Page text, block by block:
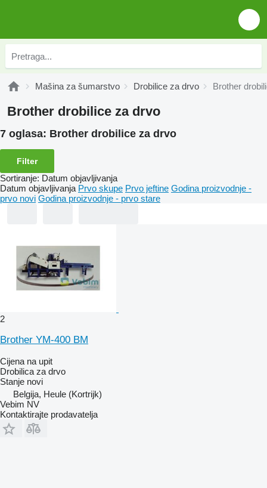
Mašina za šumarstvo Drobilice za drvo Brother
Brother drobilice za drvo
7 oglasa: Brother drobilice za drvo
Filter
Sortiranje: Datum objavljivanja
Datum objavljivanja Prvo skupe Prvo jeftine Godina proizvodnje -
prvo novi Godina proizvodnje - prvo stare
2
Brother YM-400 BM
Cijena na upit
Drobilica za drvo
Stanje novi
Belgija, Heule (Kortrijk)
Vebim NV
Kontaktirajte prodavatelja